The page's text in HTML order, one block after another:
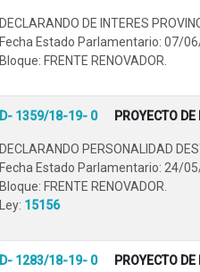
DECLARANDO DE INTERES
Fecha Estado Parlamentario: 07/
Bloque: FRENTE RENOVADOR.
D- 1359/18-19- 0 PROYECTO DE
DECLARANDO PERSONALIDAD
Fecha Estado Parlamentario: 24/
Bloque: FRENTE RENOVADOR.
Ley: 15156
D- 1283/18-19- 0 PROYECTO DE